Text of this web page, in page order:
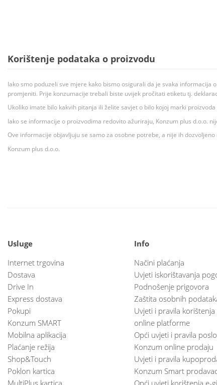
Korištenje podataka o proizvodu
Iako smo poduzeli sve mjere kako bismo osigurali da je svaka
promjeniti. Prije konzumacije trebali biste uvijek pročitati etiketu tj.
Ukoliko imate bilo kakvih pitanja ili želite savjet o bilo kojoj marki
Iako se informacije o proizvodima redovito ažuriraju, Konzum plus d.o.o.
Ove informacije objavljuju se samo za osobne potrebe, a nije ih
Konzum plus d.o.o.
Usluge
Internet trgovina
Dostava
Drive In
Express dostava
Pokupi
Konzum SMART
Mobilna aplikacija
Plaćanje režija
Shop&Touch
Poklon kartica
MultiPlus kartica
Info
Načini plaćanja
Uvjeti iskorištavanja
Podnošenje prigovora
Zaštita osobnih
Uvjeti i pravila
online platforme
Opći uvjeti i pravila
Konzum online prodaju
Uvjeti i pravila
Konzum Smart
Opći uvjeti korištenja e-